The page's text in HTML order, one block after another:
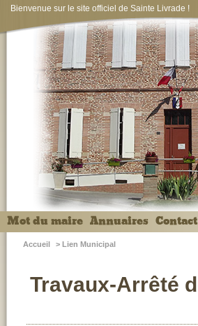
Bienvenue sur le site officiel de Sainte Livrade !
Mot du maire Annuaires Contact
Accueil > Lien Municipal
Travaux-Arrêté